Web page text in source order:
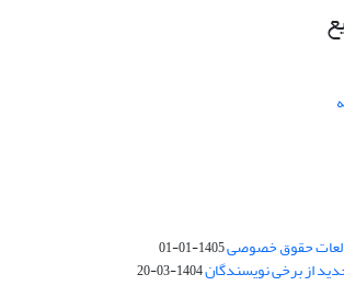
حقوق خصوصی1405-01-01
از برخی نویسندگان1404-03-20